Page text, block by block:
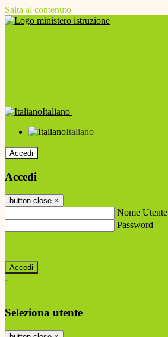
Salta al contenuto
Italiano
Italiano
Accedi
Accedi
button close ×
Nome Utente
Password
-
Seleziona utente